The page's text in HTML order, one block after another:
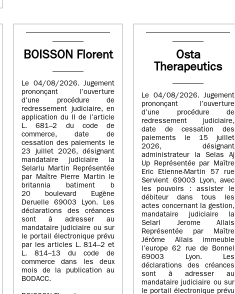
BOISSON Florent
Le 04/08/2026. Jugement
prononçant l’ouverture
d’une procédure de
redressement judiciaire, en
application du II de l’article
L. 681–2 du code de
commerce, date de
cessation des paiements le
23 juillet 2026, désignant
mandataire judiciaire la
Selarlu Martin Représentée
par Maître Pierre Martin le
britannia batiment b
20 boulevard Eugène
Deruelle 69003 Lyon. Les
déclarations des créances
sont à adresser au
mandataire judiciaire ou sur
le portail électronique prévu
par les articles L. 814–2 et
L. 814–13 du code de
commerce dans les deux
mois de la publication au
BODACC.
Osta
Therapeutics
Le 04/08/2026. Jugement
prononçant l’ouverture
d’une procédure de
redressement judiciaire,
date de cessation des
paiements le 15 juillet
2026, désignant
administrateur la Selas Aj
Up Représentée par Maître
Eric Etienne-Martin 57 rue
Servient 69003 Lyon, avec
les pouvoirs : assister le
débiteur dans tous les
actes concernant la gestion,
mandataire judiciaire la
Selarl Jerome Allais
Représentée par Maître
Jérôme Allais immeuble
l’europe 62 rue de Bonnel
69003 Lyon. Les
déclarations des créances
sont à adresser au
mandataire judiciaire ou sur
le portail électronique prévu